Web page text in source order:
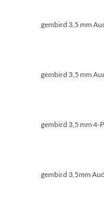
gembird 3,5 mm
gembird 3,5 mm
gembird 3,5 mm 4-
gembird 3,5mm